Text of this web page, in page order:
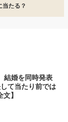
たる？
結婚を同時発表
て当たり前では
】